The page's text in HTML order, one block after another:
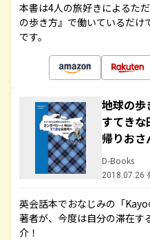
本書は4人の旅好きによるた
の歩き方』で働いているだ
です。
地球の歩
すてきな
帰りお
D-Books
2018.07.26
英会話本でおなじみの「
著者が、今度は自分の滞在す
介！